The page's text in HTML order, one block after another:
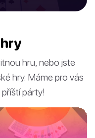
hru, nebo jste
hry. Máme pro vás
párty!